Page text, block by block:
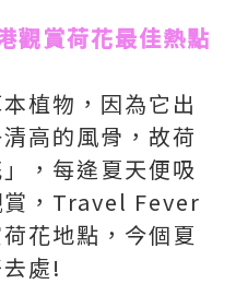
觀賞荷花最佳熱點
植物，因為它出
高的風骨，故荷
，每逄夏天便吸
賞，Travel Fever
花地點，今個夏
處!